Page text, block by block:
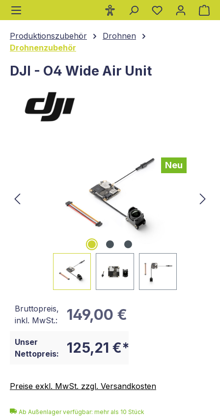
springen
Produktionszubehör
Drohnen
Drohnenzubehör
DJI - O4 Wide Air Unit
Neu
Bruttopreis,
inkl. MwSt.:
149,00 €
Unser
Nettopreis:
125,21 €*
Preise exkl. MwSt. zzgl. Versandkosten
Ab Außenlager verfügbar: mehr als 10 Stück